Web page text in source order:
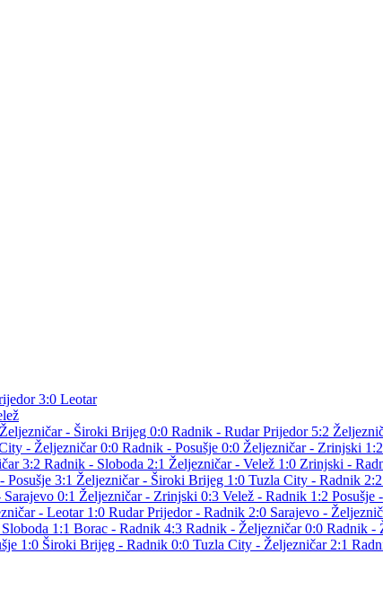
3:0 Leotar
Željezničar - Široki Brijeg 0:0 Radnik - Rudar Prijedor 5:2
- Željezničar 0:0 Radnik - Posušje 0:0 Željezničar - Zrinjski 1:2
3:2 Radnik - Sloboda 2:1 Željezničar - Velež 1:0 Zrinjski -
Posušje 3:1 Željezničar - Široki Brijeg 1:0 Tuzla City - Radnik 2:2
0:1 Željezničar - Zrinjski 0:3 Velež - Radnik 1:2 Posušje
- Leotar 1:0 Rudar Prijedor - Radnik 2:0 Sarajevo -
1:1 Borac - Radnik 4:3 Radnik - Željezničar 0:0 Radnik -
1:0 Široki Brijeg - Radnik 0:0 Tuzla City - Željezničar 2:1